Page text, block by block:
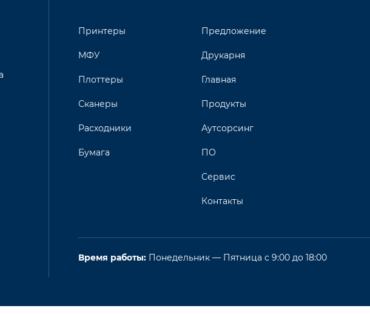
Принтеры
МФУ
Плоттеры
Сканеры
Расходники
Бумага
Предложение
Друкарня
Главная
Продукты
Аутсорсинг
ПО
Сервис
Контакты
Время работы: Понедельник — Пятница с 9:00 до 18:00